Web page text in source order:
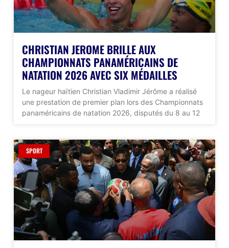
CHRISTIAN JEROME BRILLE AUX
CHAMPIONNATS PANAMÉRICAINS DE
NATATION 2026 AVEC SIX MÉDAILLES
Le nageur haïtien Christian Vladimir Jérôme a réalisé
une prestation de premier plan lors des Championnats
panaméricains de natation 2026, disputés du 8 au 12
SPORT